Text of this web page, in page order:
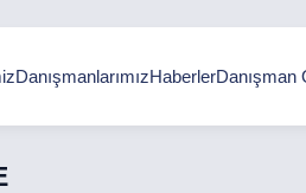
DanışmanlarımızHaberlerDanışman